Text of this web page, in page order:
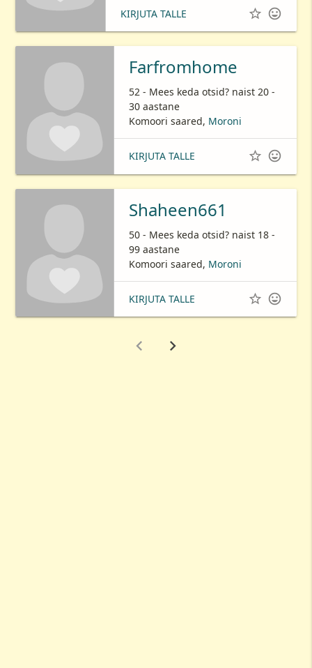
KIRJUTA TALLE  
Farfromhome
52 - Mees keda otsid? naist 20 -
30 aastane
Komoori saared, Moroni
KIRJUTA TALLE  
Shaheen661
50 - Mees keda otsid? naist 18 -
99 aastane
Komoori saared, Moroni
KIRJUTA TALLE  
 